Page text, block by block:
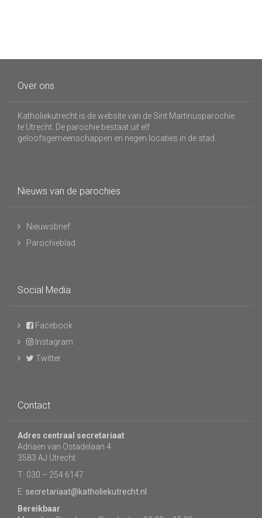
Over ons
Katholiekutrecht is de website van de Sint Martinusparochie
te Utrecht. De parochie bestaat uit elf
geloofsgemeenschappen en negen locaties in de stad.
Nieuws van de parochies
Nieuwsbrief
Parochieblad
Social Media
Facebook
Instagram
Twitter
Contact
Adres centraal secretariaat
Adriaen van Ostadelaan 4
3583 AJ Utrecht
T: 030 – 254 6147
E: secretariaat@katholiekutrecht.nl
Bereikbaar